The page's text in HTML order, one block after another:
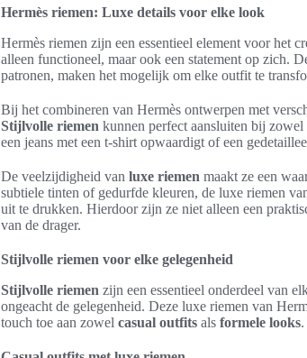
Hermès riemen: Luxe details voor elke look
Hermès riemen zijn een essentieel element voor het
alleen functioneel, maar ook een statement op zich.
patronen, maken het mogelijk om elke outfit te
Bij het combineren van Hermès ontwerpen met
Stijlvolle riemen kunnen perfect aansluiten bij zowel
een jeans met een t-shirt opwaardigt of een
De veelzijdigheid van luxe riemen maakt ze een
subtiele tinten of gedurfde kleuren, de luxe riemen
uit te drukken. Hierdoor zijn ze niet alleen een
van de drager.
Stijlvolle riemen voor elke gelegenheid
Stijlvolle riemen zijn een essentieel onderdeel van
ongeacht de gelegenheid. Deze luxe riemen van
touch toe aan zowel casual outfits als formele looks.